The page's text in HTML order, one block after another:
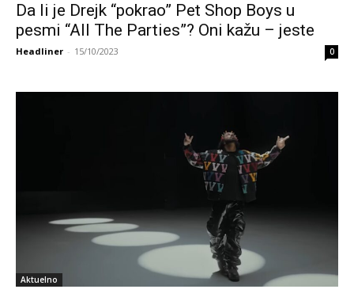
Da li je Drejk “pokrao” Pet Shop Boys u
pesmi “All The Parties”? Oni kažu – jeste
Headliner - 15/10/2023 0
Aktuelno